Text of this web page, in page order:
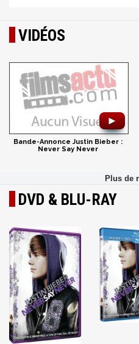
VIDÉOS
►
Bande-Annonce Justin Bieber :
Never Say Never
DVD & BLU-RAY